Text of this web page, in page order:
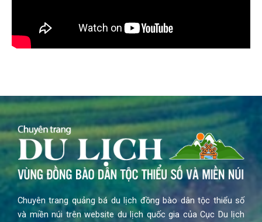
Chuyên trang quảng bá du lịch đồng bào dân tộc thiểu số
và miền núi trên website du lịch quốc gia của Cục Du lịch